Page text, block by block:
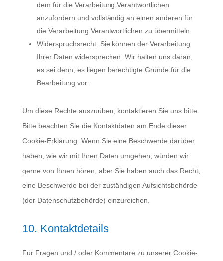
dem für die Verarbeitung Verantwortlichen
anzufordern und vollständig an einen anderen für
die Verarbeitung Verantwortlichen zu übermitteln.
Widerspruchsrecht: Sie können der Verarbeitung
Ihrer Daten widersprechen. Wir halten uns daran,
es sei denn, es liegen berechtigte Gründe für die
Bearbeitung vor.
Um diese Rechte auszuüben, kontaktieren Sie uns bitte.
Bitte beachten Sie die Kontaktdaten am Ende dieser
Cookie-Erklärung. Wenn Sie eine Beschwerde darüber
haben, wie wir mit Ihren Daten umgehen, würden wir
gerne von Ihnen hören, aber Sie haben auch das Recht,
eine Beschwerde bei der zuständigen Aufsichtsbehörde
(der Datenschutzbehörde) einzureichen.
10. Kontaktdetails
Für Fragen und / oder Kommentare zu unserer Cookie-